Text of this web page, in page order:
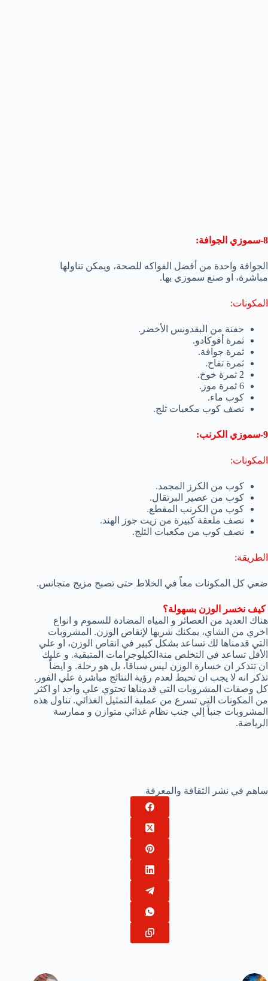
8-سموزي الجوافة:
الجوافة واحدة من أفضل الفواكه للصحة، ويمكن تناولها
مباشرة، او صنع سموزي بها.
المكونات:
حفنة من البقدونس الأخضر.
ثمرة أفوكادو.
ثمرة جوافة.
ثمرة تفاح.
2 ثمرة خوخ.
6 ثمرة موز.
كوب ماء.
نصف كوب مكعبات ثلج.
9-سموزي الكرنب:
المكونات:
كوب من الكرز المجمد.
كوب من عصير البرتقال.
كوب من الكرنب المقطع.
نصف ملعقة كبيرة من زيت جوز الهند.
نصف كوب من مكعبات الثلج.
الطريقة:
ضعي كل المكونات معاً في الخلاط حتى تصبح مزيج متجانس.
كيف نخسر الوزن بسهولة؟
هناك العديد من العصائر و المياه المضادة للسموم و انواع
اخري من الشاي، يمكنك شربها لإنقاص الوزن. المشروبات
التي قدمناها لك تساعد بشكل كبير في انقاص الوزن، او علي
الأقل تساعد في التخلص منةالكيلوجرامات المتبقية. و عليك
ان تتذكر ان خسارة الوزن ليس سباقاً، بل هو رحلة. و ايضاً
تذكر انه لا يجب ان تحبط لعدم رؤية النتائج مباشرة علي الفور.
كل وصفات المشروبات التي قدمناها تحتوي علي واحد او اكثر
من المكونات التي تسرع من عملية التمثيل الغذائي. تناول هذه
المشروبات جنباً إلي جنب نظام غذائي متوازن و ممارسة
الرياضة.
ساهم في نشر الثقافة والمعرفة